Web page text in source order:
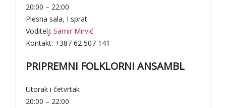
20:00 – 22:00
Plesna sala, I sprat
Voditelj: Samir Mirvić
Kontakt: +387 62 507 141
PRIPREMNI FOLKLORNI ANSAMBL
Utorak i četvrtak
20:00 – 22:00